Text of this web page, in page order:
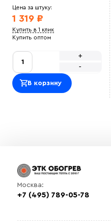
Цена за штуку:
1 319 ₽
Купить в 1 клик
Купить оптом
-
+
В корзину
Москва:
+7 (495) 789-05-78